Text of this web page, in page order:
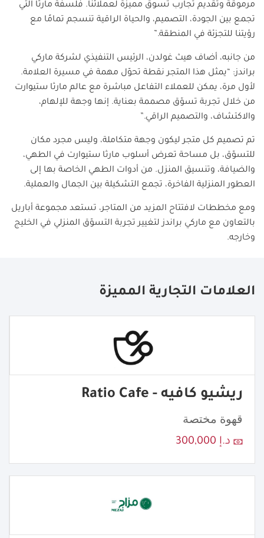
مرموقة وتقديم تجارب تسوق مميزة لعملائنا. فلسفة مارثا التي
تجمع بين الجودة، التصميم، والحياة الراقية تنسجم تمامًا مع
رؤيتنا للتجزئة في المنطقة.”
من جانبه، أضاف هيث غولدن، الرئيس التنفيذي لشركة ماركي
براندز: “يمثل هذا المتجر نقطة تحوّل مهمة في مسيرة العلامة.
لأول مرة، يمكن للعملاء التفاعل مباشرة مع عالم مارثا ستيوارت
من خلال تجربة تسوّق مصممة بعناية. إنها وجهة للإلهام،
والاكتشاف، والتصميم الراقي.”
تم تصميم كل متجر ليكون وجهة متكاملة، وليس مجرد مكان
للتسوّق، بل مساحة تعرض أسلوب مارثا ستيوارت في الطهي،
والضيافة، وتنسيق المنزل. من أدوات الطهي الخاصة بها إلى
العطور المنزلية الفاخرة، تجمع التشكيلة بين الجمال والعملية.
ومع مخططات لافتتاح المزيد من المتاجر، تستعد مجموعة أباريل
بالتعاون مع ماركي براندز لتغيير تجربة التسوّق المنزلي في الخليج
وخارجه.
العلامات التجارية المميزة
ريشيو كافيه - Ratio Cafe
قهوة مختصة
د.إ 300,000